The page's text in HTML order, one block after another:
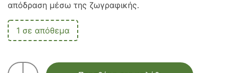
απόδραση μέσω της ζωγραφικής.
1 σε απόθεμα